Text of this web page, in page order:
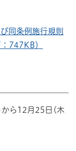
同条例施行規則
747KB）
ら12月25日(木